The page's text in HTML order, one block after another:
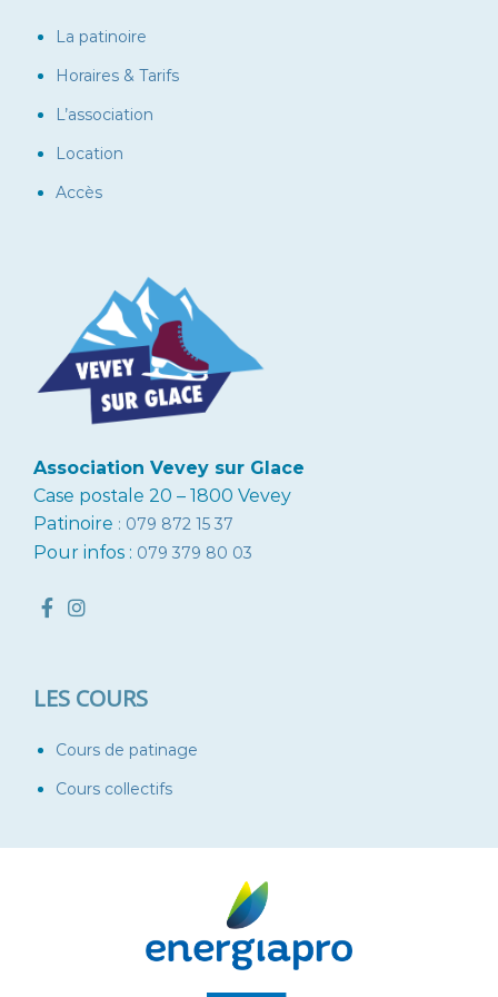
La patinoire
Horaires & Tarifs
L’association
Location
Accès
Association Vevey sur Glace
Case postale 20 – 1800 Vevey
Patinoire : 079 872 15 37
Pour infos : 079 379 80 03
LES COURS
Cours de patinage
Cours collectifs